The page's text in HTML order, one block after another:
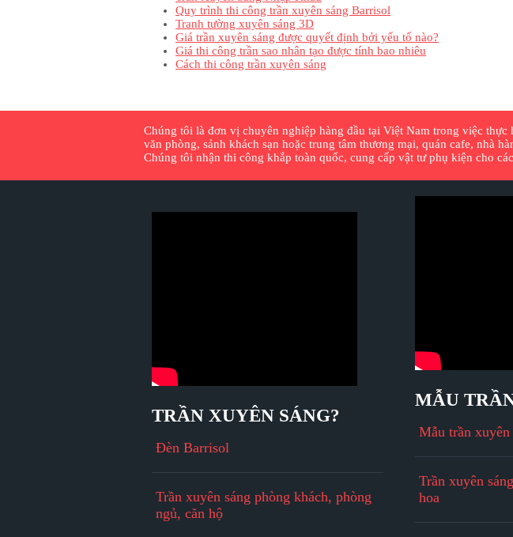
Quy trình thi công trần xuyên sáng Barrisol
Tranh tường xuyên sáng 3D
Giá trần xuyên sáng được quyết định bởi yếu tố nào?
Giá thi công trần sao nhân tạo được tính bao nhiêu
Cách thi công trần xuyên sáng
Chúng tôi là đơn vị chuyên nghiệp hàng đầu tại Việt Nam trong việc
văn phòng, sảnh khách sạn hoặc trung tâm thương mại, quán cafe, nhà
Chúng tôi nhận thi công khắp toàn quốc, cung cấp vật tư phụ kiện cho
TRẦN XUYÊN SÁNG?
Đèn Barrisol
Trần xuyên sáng phòng khách, phòng
ngủ, căn hộ
MẪU
Mẫu trần
Trần xuyên
hoa